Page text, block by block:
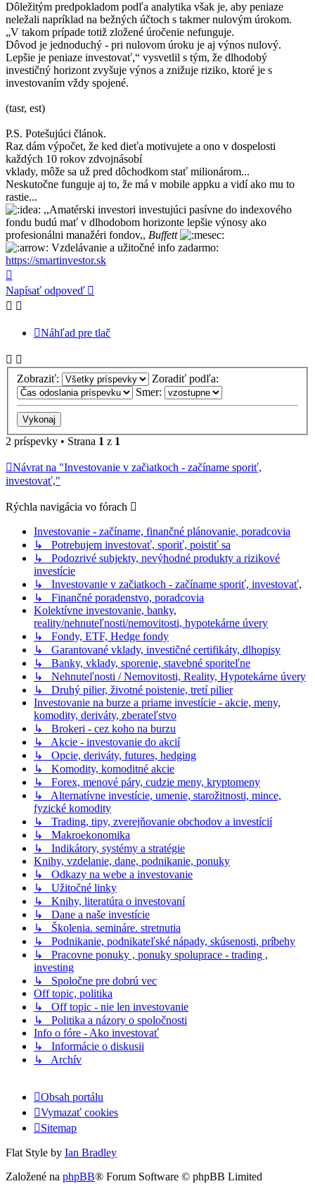
Dôležitým predpokladom podľa analytika však je, aby peniaze
neležali napríklad na bežných účtoch s takmer nulovým úrokom.
„V takom prípade totiž zložené úročenie nefunguje.
Dôvod je jednoduchý - pri nulovom úroku je aj výnos nulový.
Lepšie je peniaze investovať,“ vysvetlil s tým, že dlhodobý
investičný horizont zvyšuje výnos a znižuje riziko, ktoré je s
investovaním vždy spojené.
(tasr, est)
P.S. Potešujúci článok.
Raz dám výpočet, že ked dieťa motivujete a ono v dospelosti
každých 10 rokov zdvojnásobí
vklady, môže sa už pred dôchodkom stať milionárom...
Neskutočne funguje aj to, že má v mobile appku a vidí ako mu to
rastie...
,,Amatérski investori investujúci pasívne do indexového
fondu budú mať v dlhodobom horizonte lepšie výnosy ako
profesionálni manažéri fondov,, Buffett
Vzdelávanie a užitočné info zadarmo:
https://smartinvestor.sk
Napísať odpoveď
Náhľad pre tlač
Zobraziť:
Zoradiť podľa:
Smer:
2 príspevky • Strana 1 z 1
Návrat na "Investovanie v začiatkoch - začíname sporiť,
investovať,"
Rýchla navigácia vo fórach
Investovanie - začíname, finančné plánovanie, poradcovia
↳ Potrebujem investovať, sporiť, poistiť sa
↳ Podozrivé subjekty, nevýhodné produkty a rizikové
investície
↳ Investovanie v začiatkoch - začíname sporiť, investovať,
↳ Finančné poradenstvo, poradcovia
Kolektívne investovanie, banky,
reality/nehnuteľnosti/nemovitosti, hypotekárne úvery
↳ Fondy, ETF, Hedge fondy
↳ Garantované vklady, investičné certifikáty, dlhopisy
↳ Banky, vklady, sporenie, stavebné sporiteľne
↳ Nehnuteľnosti / Nemovitosti, Reality, Hypotekárne úvery
↳ Druhý pilier, životné poistenie, tretí pilier
Investovanie na burze a priame investície - akcie, meny,
komodity, deriváty, zberateľstvo
↳ Brokeri - cez koho na burzu
↳ Akcie - investovanie do akcií
↳ Opcie, deriváty, futures, hedging
↳ Komodity, komoditné akcie
↳ Forex, menové páry, cudzie meny, kryptomeny
↳ Alternatívne investície, umenie, starožitnosti, mince,
fyzické komodity
↳ Trading, tipy, zverejňovanie obchodov a investícií
↳ Makroekonomika
↳ Indikátory, systémy a stratégie
Knihy, vzdelanie, dane, podnikanie, ponuky
↳ Odkazy na webe a investovanie
↳ Užitočné linky
↳ Knihy, literatúra o investovaní
↳ Dane a naše investície
↳ Školenia. semináre. stretnutia
↳ Podnikanie, podnikateľské nápady, skúsenosti, príbehy
↳ Pracovne ponuky , ponuky spoluprace - trading ,
investing
↳ Spoločne pre dobrú vec
Off topic, politika
↳ Off topic - nie len investovanie
↳ Politika a názory o spoločnosti
Info o fóre - Ako investovať
↳ Informácie o diskusii
↳ Archív
Obsah portálu
Vymazať cookies
Sitemap
Flat Style by Ian Bradley
Založené na phpBB® Forum Software © phpBB Limited